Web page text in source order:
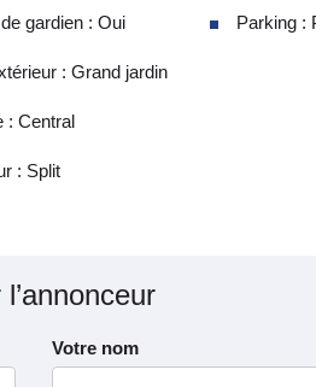
gardien : Oui
: Grand jardin
: Central
: Split
Parking :
Votre nom